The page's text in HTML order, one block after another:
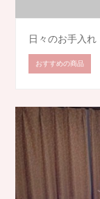
日々のお手入れ
おすすめの商品